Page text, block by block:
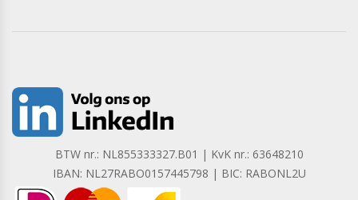
BTW nr.: NL855333327.B01 | KvK nr.: 63648210
IBAN: NL27RABO0157445798 | BIC: RABONL2U